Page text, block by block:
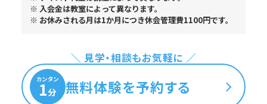
※ 入会金は教室によって異なります。
※ お休みされる月は1か月につき休会管理費1100円です。
＼ 見学・相談もお気軽に ／
カンタン
1分 無料体験を予約する